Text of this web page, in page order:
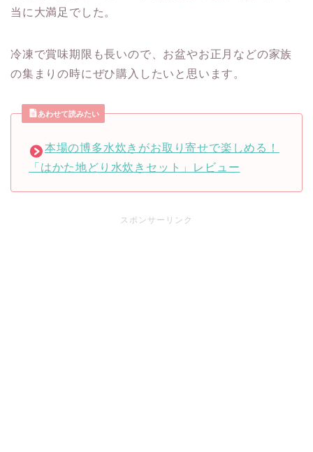
当に大満足でした。
冷凍で賞味期限も長いので、お盆やお正月などの家族
の集まりの時にぜひ購入したいと思います。
あわせて読みたい
本場の博多水炊きがお取り寄せで楽しめる！
「はかた地どり水炊きセット」レビュー
スポンサーリンク